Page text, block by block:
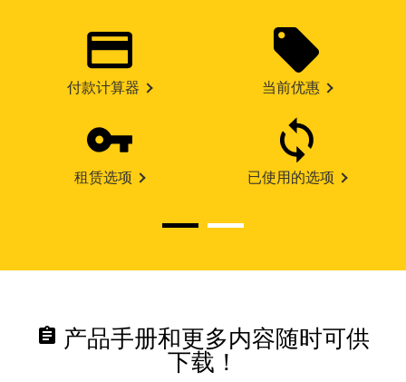
付款计算器 当前优惠
租赁选项 已使用的选项
assignment 产品手册和更多内容随时可供
下载！